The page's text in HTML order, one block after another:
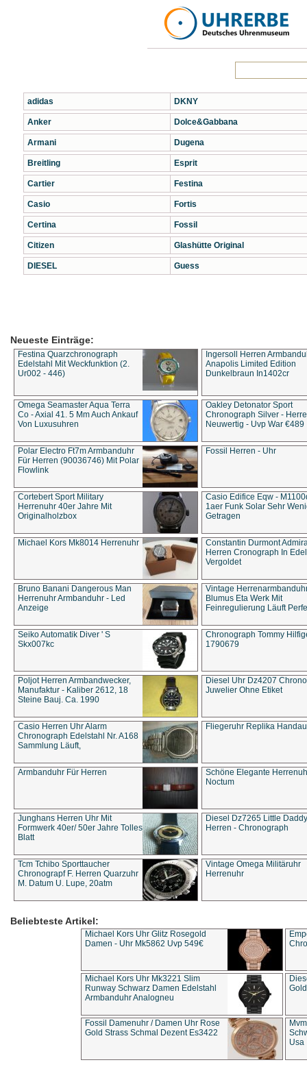
adidas
Anker
Armani
Breitling
Cartier
Casio
Certina
Citizen
DIESEL
DKNY
Dolce&Gabbana
Dugena
Esprit
Festina
Fortis
Fossil
Glashütte Original
Guess
Neueste Einträge:
Festina Quarzchronograph
Edelstahl Mit Weckfunktion (2.
Ur002 - 446)
Ingersoll Herren
Anapolis Limited Edition
Dunkelbraun In1402cr
Omega Seamaster Aqua Terra
Co - Axial 41. 5 Mm Auch Ankauf
Von Luxusuhren
Oakley Detonator Sport
Chronograph Silver -
Neuwertig - Uvp War €489
Polar Electro Ft7m Armbanduhr
Für Herren (90036746) Mit Polar
Flowlink
Fossil Herren - Uhr
Cortebert Sport Military
Herrenuhr 40er Jahre Mit
Originalholzbox
Casio Edifice Eqw -
1aer Funk Solar Sehr
Getragen
Michael Kors Mk8014 Herrenuhr
Constantin Durmont
Herren Cronograph In
Vergoldet
Bruno Banani Dangerous Man
Herrenuhr Armbanduhr - Led
Anzeige
Vintage
Blumus Eta Werk Mit
Feinregulierung Läuft
Seiko Automatik Diver ' S
Skx007kc
Chronograph Tommy
1790679
Poljot Herren Armbandwecker,
Manufaktur - Kaliber 2612, 18
Steine Bauj. Ca. 1990
Diesel Uhr Dz4207
Juwelier Ohne Etiket
Casio Herren Uhr Alarm
Chronograph Edelstahl Nr. A168
Sammlung Läuft,
Fliegeruhr Replika
Armbanduhr Für Herren
Schöne Elegante
Noctum
Junghans Herren Uhr Mit
Formwerk 40er/ 50er Jahre Tolles
Blatt
Diesel Dz7265 Little Daddy
Herren - Chronograph
Tcm Tchibo Sporttaucher
Chronograpf F. Herren Quarzuhr
M. Datum U. Lupe, 20atm
Vintage Omega Militäruhr
Herrenuhr
Beliebteste Artikel:
Michael Kors Uhr Glitz Rosegold
Damen - Uhr Mk5862 Uvp 549€
Michael Kors Uhr Mk3221 Slim
Runway Schwarz Damen Edelstahl
Armbanduhr Analogneu
Fossil Damenuhr / Damen Uhr Rose
Gold Strass Schmal Dezent Es3422
Usa